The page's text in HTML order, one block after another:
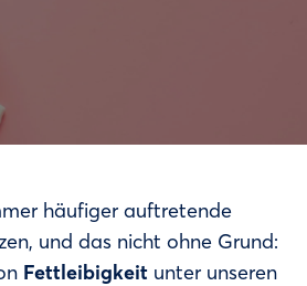
häufiger auftretende
und das nicht ohne Grund:
Fettleibigkeit unter unseren